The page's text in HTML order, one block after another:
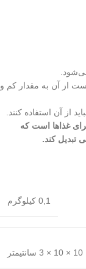
از آن به مقدار کم و
از آن استفاده کنند.
غذاها است که
تبدیل کند.
0,1 کیلوگرم
10 × 10 × 3 سانتیمتر